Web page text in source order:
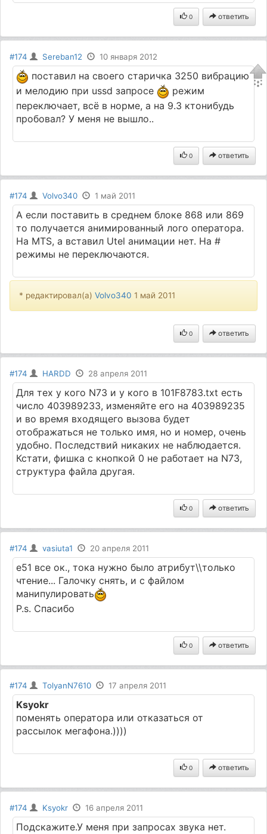
0 ответить
#174 Sereban12 10 января 2012
поставил на своего старичка 3250 вибрацию
и мелодию при ussd запросе
режим
переключает, всё в норме, а на 9.3 ктонибудь
пробовал? У меня не вышло..
0 ответить
#174 Volvo340 1 май 2011
А если поставить в среднем блоке 868 или 869
то получается анимированный лого оператора.
Нa MTS, а вставил Utel анимации нет. Нa #
режимы не переключаются.
* редактировал(а)Volvo340 1 май 2011
0 ответить
#174 HARDD 28 апреля 2011
Для тех у кого N73 и у кого в 101F8783.txt есть
число 403989233, изменяйте его на 403989235
и во время входящего вызова будет
отображаться не только имя, но и номер, очень
удобно. Последствий никаких не наблюдается.
Кстати, фишка с кнопкой 0 не работает на N73,
структура файла другая.
0 ответить
#174 vasiuta1 20 апреля 2011
е51 все ок., тока нужно было атрибут\\только
чтение... Галочку снять, и с файлом
манипулировать
P.s. Спасибо
0 ответить
#174 TolyanN7610 17 апреля 2011
Ksyokr
поменять оператора или отказаться от
рассылок мегафона.))))
0 ответить
#174 Ksyokr 16 апреля 2011
Подскажите.У меня при запросах звука нет.